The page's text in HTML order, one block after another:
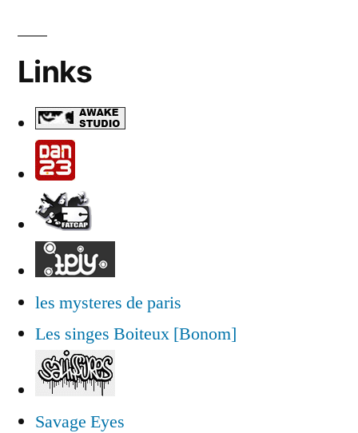
Links
les mysteres de paris
Les singes Boiteux [Bonom]
Savage Eyes